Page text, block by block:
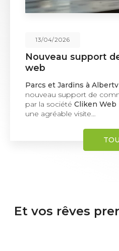
02/02/2026
Plantation de haie
vos espaces extérieurs La
haiereprésente une
pour délimiter un terrain,
Et vos rêves